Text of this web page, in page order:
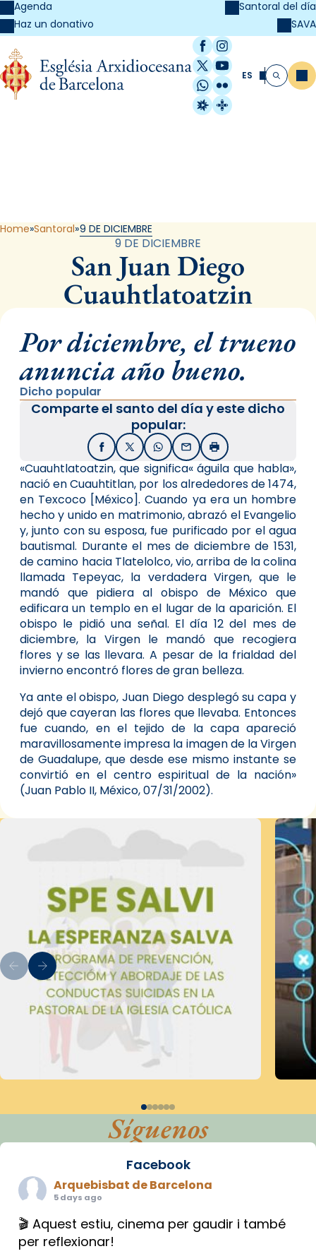
Agenda
Haz un donativo
Santoral del día
SAVA
Facebook
Instagram
X / Twitter
YouTube
WhatsApp
Flickr
Radio Estel
Catalunya
ES Buscar
Home Santoral 9 DE DICIEMBRE
9 DE DICIEMBRE
San Juan Diego
Cuauhtlatoatzin
Por diciembre, el trueno
anuncia año bueno.
Dicho popular
Comparte el santo del día y este dicho
popular:
FacebookX / TwitterWhatsApp
EmailImprimir
«Cuauhtlatoatzin, que significa« águila que habla»,
nació en Cuauhtitlan, por los alrededores de 1474,
en Texcoco [México]. Cuando ya era un hombre
hecho y unido en matrimonio, abrazó el Evangelio
y, junto con su esposa, fue purificado por el agua
bautismal. Durante el mes de diciembre de 1531,
de camino hacia Tlatelolco, vio, arriba de la colina
llamada Tepeyac, la verdadera Virgen, que le
mandó que pidiera al obispo de México que
edificara un templo en el lugar de la aparición. El
obispo le pidió una señal. El día 12 del mes de
diciembre, la Virgen le mandó que recogiera
flores y se las llevara. A pesar de la frialdad del
invierno encontró flores de gran belleza.
Ya ante el obispo, Juan Diego desplegó su capa y
dejó que cayeran las flores que llevaba. Entonces
fue cuando, en el tejido de la capa apareció
maravillosamente impresa la imagen de la Virgen
de Guadalupe, que desde ese mismo instante se
convirtió en el centro espiritual de la nación»
(Juan Pablo II, México, 07/31/2002).
Síguenos
Facebook
Arquebisbat de Barcelona
5 days ago
🎬 Aquest estiu, cinema per gaudir i també
per reflexionar!